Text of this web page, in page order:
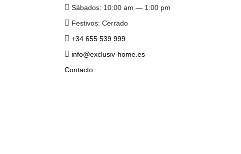
Sábados: 10:00 am — 1:00 pm
Festivos: Cerrado
+34 655 539 999
info@exclusiv-home.es
Contacto